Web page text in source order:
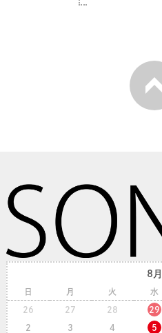
8月
日 月 火 水
26 27 28 29
2 3 4 5